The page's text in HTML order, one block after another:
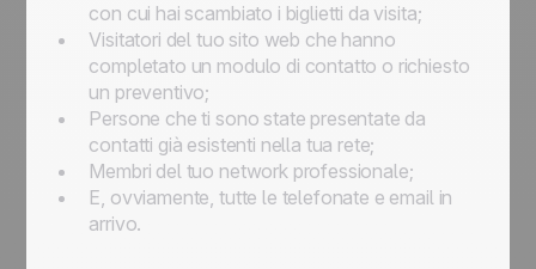
con cui hai scambiato i biglietti da visita;
Visitatori del tuo sito web che hanno
completato un modulo di contatto o richiesto
un preventivo;
Persone che ti sono state presentate da
contatti già esistenti nella tua rete;
Membri del tuo network professionale;
E, ovviamente, tutte le telefonate e email in
arrivo.